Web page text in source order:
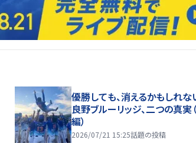
優勝しても、消えるかもしれない
良野ブルーリッジ、二つの真実
編）
2026/07/21 15:25話題の投稿